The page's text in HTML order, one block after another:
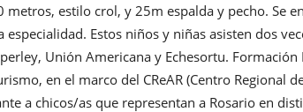
metros, estilo crol, y 25m espalda y pecho. Se
especialidad. Estos niños y niñas asisten dos
Unión Americana y Echesortu.
en el marco del CReAR (Centro Regional
a chicos/as que representan a Rosario en